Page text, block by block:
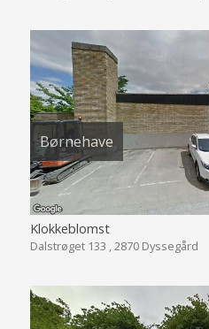
Børnehave
Klokkeblomst
Dalstrøget 133 , 2870 Dyssegård